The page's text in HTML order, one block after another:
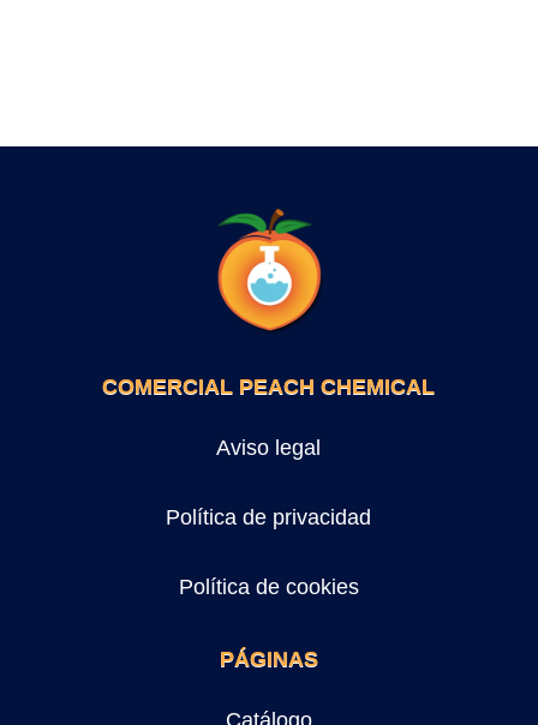
COMERCIAL PEACH CHEMICAL
Aviso legal
Política de privacidad
Política de cookies
PÁGINAS